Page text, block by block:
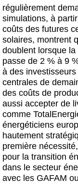
régulièrement
simulations, à
coûts des futures
solaires, montrent
doublent lorsque
passe de 2 % à 9
à des
centrales de
des coûts de
aussi accepter de
comme
énergéticiens
hautement
première
pour la transition
dans le secteur
avec les GAFAM